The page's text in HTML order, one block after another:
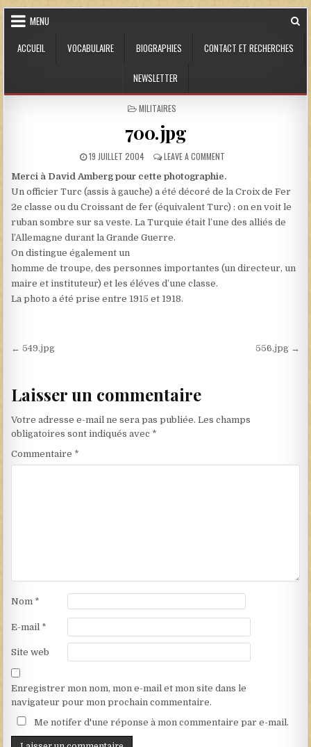
Skip to content
MENU
ACCUEIL
VOCABULAIRE BIOGRAPHIES CONTACT ET RECHERCHES
NEWSLETTER
POSTED IN
MILITAIRES
700.jpg
PUBLISHED DATE:
19 JUILLET 2004 LEAVE A COMMENTON 700.JPG
Merci à David Amberg pour cette photographie.
Un officier Turc (assis à gauche) a été décoré de la Croix de Fer
2e classe ou du Croissant de fer (équivalent Turc) : on en voit le
ruban sombre sur sa veste. La Turquie était l’une des alliés de
l’Allemagne durant la Grande Guerre.
On distingue également un
homme de troupe, des personnes importantes (un directeur, un
maire et instituteur) et les éléves d’une classe.
La photo a été prise entre 1915 et 1918.
Navigation de l’article
← 549.jpg 556.jpg →
Laisser un commentaire
Votre adresse e-mail ne sera pas publiée. Les champs
obligatoires sont indiqués avec *
Commentaire *
Nom *
E-mail *
Site web
Enregistrer mon nom, mon e-mail et mon site dans le
navigateur pour mon prochain commentaire.
Me notifer d'une réponse à mon commentaire par e-mail.